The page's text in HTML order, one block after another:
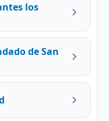
los
de San